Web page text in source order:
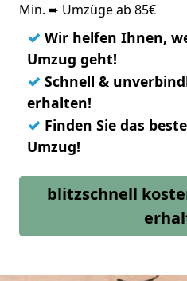
Min. ➨ Umzüge ab 85€
✓ Wir helfen Ihnen,
Umzug geht!
✓ Schnell &
erhalten!
✓ Finden Sie das
Umzug!
blitzschnell